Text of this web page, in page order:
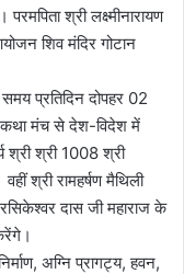
श्री लक्ष्मीनारायण
शिव मंदिर गोटान
प्रतिदिन दोपहर 02
कथा मंच से देश-विदेश में
श्री श्री 1008 श्री
श्री रामहर्षण मैथिली
दास जी महाराज के
अग्नि प्रागट्य, हवन,